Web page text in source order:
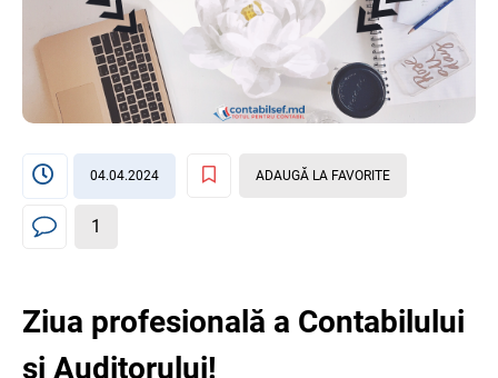
04.04.2024 ADAUGĂ LA FAVORITE
1
Ziua profesională a Contabilului
și Auditorului!